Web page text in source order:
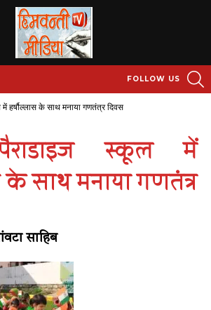
FOLLOW US
हर्षौल्लास के साथ मनाया गणतंत्र दिवस
स्कूल में
के साथ मनाया गणतंत्र
साहिब